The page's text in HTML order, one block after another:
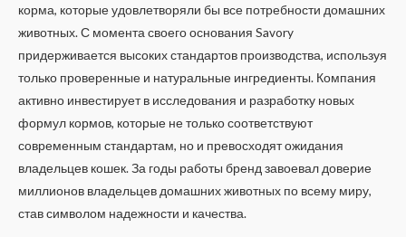
корма, которые удовлетворяли бы все потребности домашних
животных. С момента своего основания Savory
придерживается высоких стандартов производства, используя
только проверенные и натуральные ингредиенты. Компания
активно инвестирует в исследования и разработку новых
формул кормов, которые не только соответствуют
современным стандартам, но и превосходят ожидания
владельцев кошек. За годы работы бренд завоевал доверие
миллионов владельцев домашних животных по всему миру,
став символом надежности и качества.